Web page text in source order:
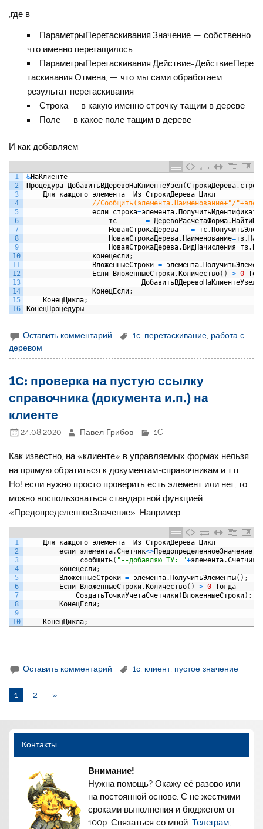
,где в
ПараметрыПеретаскивания.Значение — собственно
что именно перетащилось
ПараметрыПеретаскивания.Действие=ДействиеПере
таскивания.Отмена; — что мы сами обработаем
результат перетаскивания
Строка — в какую именно строчку тащим в дереве
Поле — в какое поле тащим в дереве
И как добавляем:
1
2
3
4
5
6
7
8
9
10
11
12
13
14
15
16
&НаКлиенте
Процедура ДобавитьВДеревоНаКлиентеУзел(СтрокиДерева,
Для
каждого элемента Из СтрокиДерева Цикл
//Сообщить(элемента.Наименование+"/
если строка=элемента.
тс
= ДеревоРасчетаФорма.
НоваяСтрокаДерева
= тс.
НоваяСтрокаДерева. Наименование=тз.
НоваяСтрокаДерева. ВидНачисления=тз.
конецесли;
ВложенныеСтроки = элемента.
Если
ВложенныеСтроки. Количество( ) > 0
ДобавитьВДеревоНаКлиентеУзел
КонецЕсли;
КонецЦикла;
КонецПроцедуры
Оставить комментарий 1с перетаскивание работа с
деревом
1С: проверка на пустую ссылку
справочника (документа и.п.) на
клиенте
24.08.2020 Павел Грибов 1C
Как известно, на «клиенте» в управляемых формах нельзя
на прямую обратиться к документам-справочникам и т.п.
Но! если нужно просто проверить есть элемент или нет, то
можно воспользоваться стандартной функцией
«ПредопределенноеЗначение». Например:
1
2
3
4
5
6
7
8
9
10
Для каждого элемента Из СтрокиДерева Цикл
если элемента.Счетчик<>ПредопределенноеЗначение
сообщить( "--добавляю ТУ: "+элемента.Счетчик
конецесли;
ВложенныеСтроки = элемента.ПолучитьЭлементы( ) ;
Если ВложенныеСтроки.Количество( ) > 0 Тогда
СоздатьТочкиУчетаСчетчики( ВложенныеСтроки) ;
КонецЕсли;
КонецЦикла;
Оставить комментарий 1с клиент, пустое значение
1 2 »
Контакты
Внимание!
Нужна помощь? Окажу её разово или
на постоянной основе. С не жесткими
сроками выполнения и бюджетом от
100р. Связаться со мной:Телеграм,